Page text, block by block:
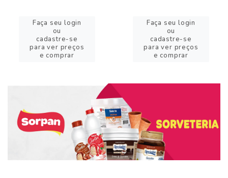
Faça seu login
ou
cadastre-se
para ver preços
e comprar
Faça seu login
ou
cadastre-se
para ver preços
e comprar